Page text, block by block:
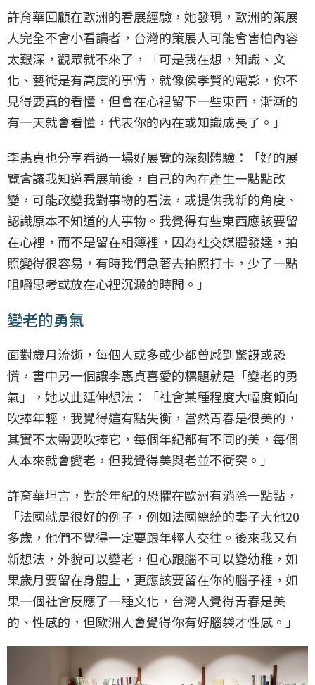
許育華回顧在歐洲的看展經驗，她發現，歐洲的策展
人完全不會小看讀者，台灣的策展人可能會害怕內容
太艱深，觀眾就不來了，「可是我在想，知識、文
化、藝術是有高度的事情，就像侯孝賢的電影，你不
見得要真的看懂，但會在心裡留下一些東西，漸漸的
有一天就會看懂，代表你的內在或知識成長了。」
李惠貞也分享看過一場好展覽的深刻體驗：「好的展
覽會讓我知道看展前後，自己的內在產生一點點改
變，可能改變我對事物的看法，或提供我新的角度、
認識原本不知道的人事物。我覺得有些東西應該要留
在心裡，而不是留在相簿裡，因為社交媒體發達，拍
照變得很容易，有時我們急著去拍照打卡，少了一點
咀嚼思考或放在心裡沉澱的時間。」
變老的勇氣
面對歲月流逝，每個人或多或少都曾感到驚訝或恐
慌，書中另一個讓李惠貞喜愛的標題就是「變老的勇
氣」，她以此延伸想法：「社會某種程度大幅度傾向
吹捧年輕，我覺得這有點失衡，當然青春是很美的，
其實不太需要吹捧它，每個年紀都有不同的美，每個
人本來就會變老，但我覺得美與老並不衝突。」
許育華坦言，對於年紀的恐懼在歐洲有消除一點點，
「法國就是很好的例子，例如法國總統的妻子大他20
多歲，他們不覺得一定要跟年輕人交往。後來我又有
新想法，外貌可以變老，但心跟腦不可以變幼稚，如
果歲月要留在身體上，更應該要留在你的腦子裡，如
果一個社會反應了一種文化，台灣人覺得青春是美
的、性感的，但歐洲人會覺得你有好腦袋才性感。」